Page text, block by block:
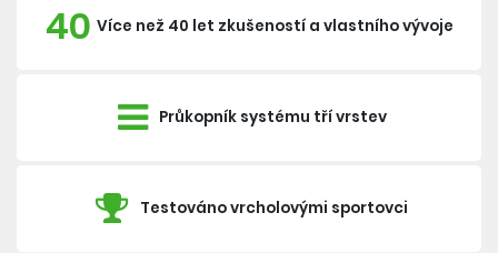
40 Více než 40 let zkušeností a vlastního vývoje
Průkopník systému tří vrstev
Testováno vrcholovými sportovci